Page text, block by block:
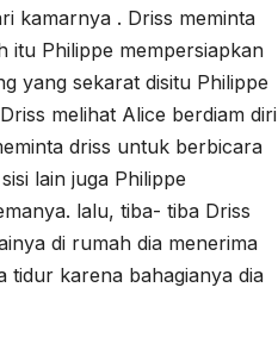
kamarnya . Driss meminta
itu Philippe mempersiapkan
yang sekarat disitu Philippe
melihat Alice berdiam diri
driss untuk berbicara
lain juga Philippe
lalu, tiba- tiba Driss
di rumah dia menerima
tidur karena bahagianya dia